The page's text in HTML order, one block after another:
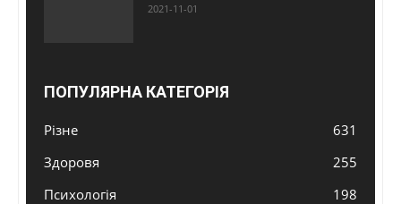
2021-11-01
ПОПУЛЯРНА КАТЕГОРІЯ
Різне
631
Здоровя
255
Психологія
198